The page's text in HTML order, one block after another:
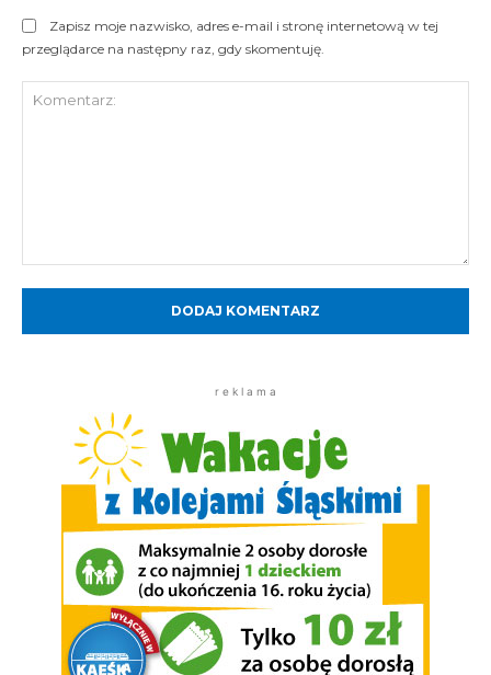
Zapisz moje nazwisko, adres e-mail i stronę internetową w tej
przeglądarce na następny raz, gdy skomentuję.
r e k l a m a